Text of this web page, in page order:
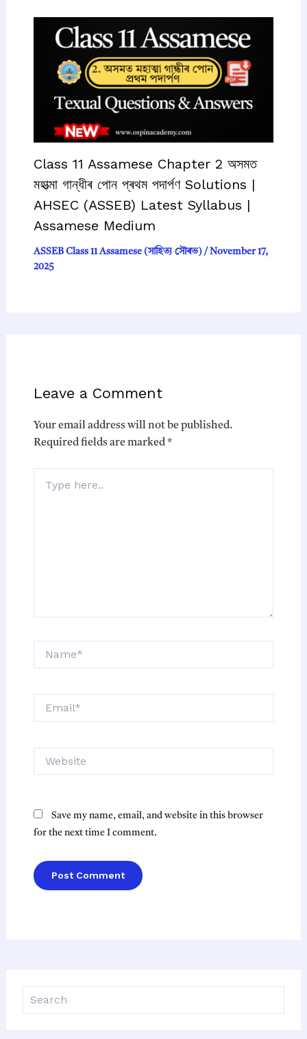
Class 11 Assamese Chapter 2 অসমত
মহাত্মা গান্ধীৰ পোন প্ৰথম পদাৰ্পণ Solutions |
AHSEC (ASSEB) Latest Syllabus |
Assamese Medium
ASSEB Class 11 Assamese (সাহিত্য সৌৰভ)/ November 17,
2025
Leave a Comment
Your email address will not be published.
Required fields are marked*
here..
Save my name, email, and website in this browser
for the next time I comment.